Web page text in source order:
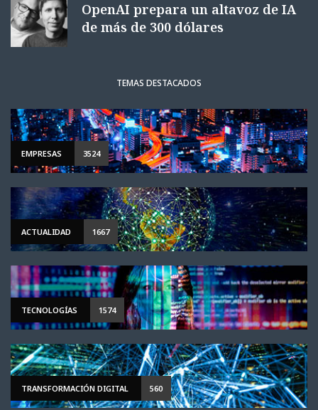
OpenAI prepara un altavoz de IA
de más de 300 dólares
TEMAS DESTACADOS
EMPRESAS 3524
ACTUALIDAD 1667
TECNOLOGÍAS 1574
TRANSFORMACIÓN DIGITAL 560